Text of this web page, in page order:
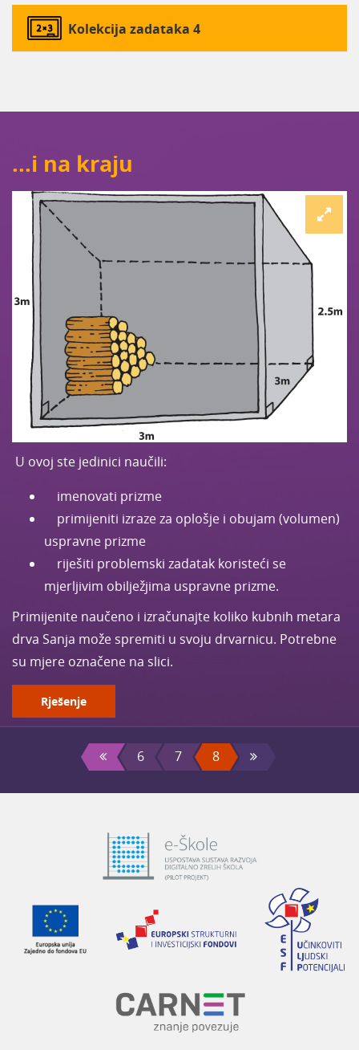
Kolekcija zadataka 4
...i na kraju
U ovoj ste jedinici naučili:
imenovati prizme
primijeniti izraze za oplošje i obujam (volumen)
uspravne prizme
riješiti problemski zadatak koristeći se
mjerljivim obilježjima uspravne prizme.
Primijenite naučeno i izračunajte koliko kubnih metara
drva Sanja može spremiti u svoju drvarnicu. Potrebne
su mjere označene na slici.
Rješenje
6 7 8